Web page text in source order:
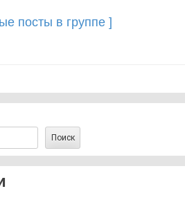
посты в группе ]
Поиск